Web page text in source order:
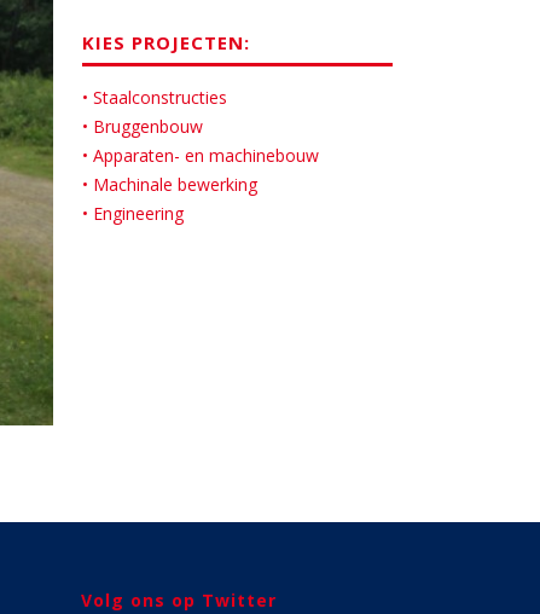
KIES PROJECTEN:
• Staalconstructies
• Bruggenbouw
• Apparaten- en machinebouw
• Machinale bewerking
• Engineering
Volg ons op Twitter